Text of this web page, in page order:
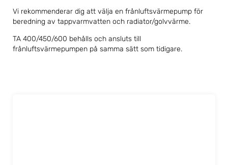
Vi rekommenderar dig att välja en frånluftsvärmepump för
beredning av tappvarmvatten och radiator/golvvärme.
TA 400/450/600 behålls och ansluts till
frånluftsvärmepumpen på samma sätt som tidigare.